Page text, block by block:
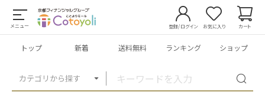
メニュー
カテゴリから探す
登録/ログイン お気に入り カート
トップ 新着 送料無料 ランキング ショップ